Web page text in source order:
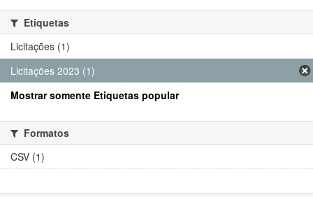
Etiquetas
Licitações (1)
Licitações 2023 (1)
Mostrar somente Etiquetas popular
Formatos
CSV (1)